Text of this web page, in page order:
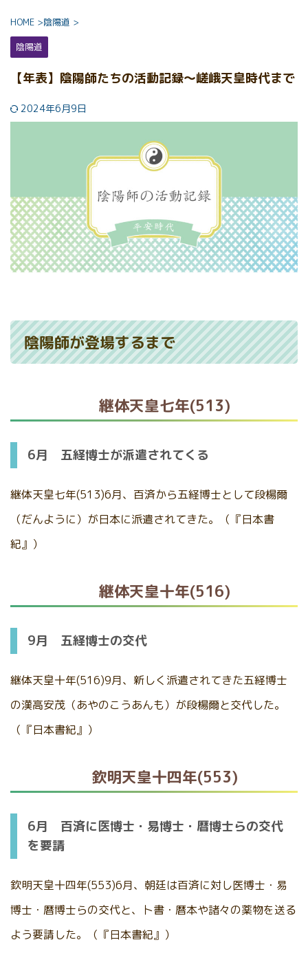
HOME >陰陽道 >
陰陽道
【年表】陰陽師たちの活動記録～嵯峨天皇時代まで
2024年6月9日
陰陽師が登場するまで
継体天皇七年(513)
6月 五経博士が派遣されてくる
継体天皇七年(513)6月、百済から五経博士として段楊爾
（だんように）が日本に派遣されてきた。（『日本書
紀』）
継体天皇十年(516)
9月 五経博士の交代
継体天皇十年(516)9月、新しく派遣されてきた五経博士
の漢高安茂（あやのこうあんも）が段楊爾と交代した。
（『日本書紀』）
欽明天皇十四年(553)
6月 百済に医博士・易博士・暦博士らの交代
を要請
欽明天皇十四年(553)6月、朝廷は百済に対し医博士・易
博士・暦博士らの交代と、卜書・暦本や諸々の薬物を送る
よう要請した。（『日本書紀』）